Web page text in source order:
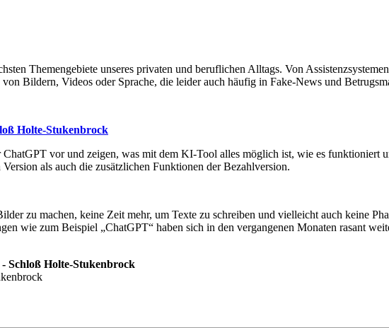
Themengebiete unseres privaten und beruflichen Alltags. Von
Bildern, Videos oder Sprache, die leider auch häufig in Fake-News und
Holte-Stukenbrock
vor und zeigen, was mit dem KI-Tool alles möglich ist, wie es funktioniert
als auch die zusätzlichen Funktionen der Bezahlversion.
zu machen, keine Zeit mehr, um Texte zu schreiben und vielleicht auch keine
wie zum Beispiel „ChatGPT“ haben sich in den vergangenen Monaten rasant
Schloß Holte-Stukenbrock